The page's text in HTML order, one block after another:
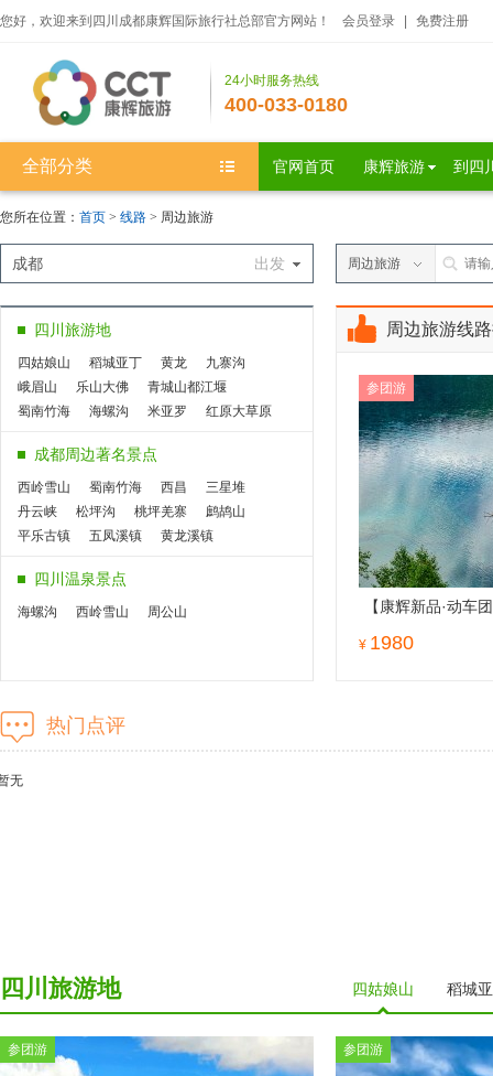
您好，欢迎来到四川成都康辉国际旅行社总部官方网站！ 会员登录 免费注册
24小时服务热线
400-033-0180
全部分类 官网首页 康辉旅游 到四
您所在位置： 首页 > 线路 > 周边旅游
出发
成都 周边旅游
四川旅游地
四姑娘山 稻城亚丁 黄龙
九寨沟
峨眉山
乐山大佛
青城山都江堰
蜀南竹海
海螺沟 米亚罗
红原大草原
丹巴八美
达瓦更扎
西昌
泸沽湖 色达 松坪沟
奶子沟
毕棚沟
丹巴
成都周边著名景点
西岭雪山 蜀南竹海 西昌
三星堆
丹云峡
松坪沟 桃坪羌寨
鹧鸪山
平乐古镇
五凤溪镇
黄龙溪镇
乐山大佛
峨眉山
四川温泉景点
海螺沟 西岭雪山 周公山
五凤溪镇 黄龙溪镇
周边旅游线
参团游
【康辉新品·动车
佛+九寨沟+黄龙
¥ 1980
热门点评
无
四川旅游地 四姑娘山 稻城
参团游 参团游